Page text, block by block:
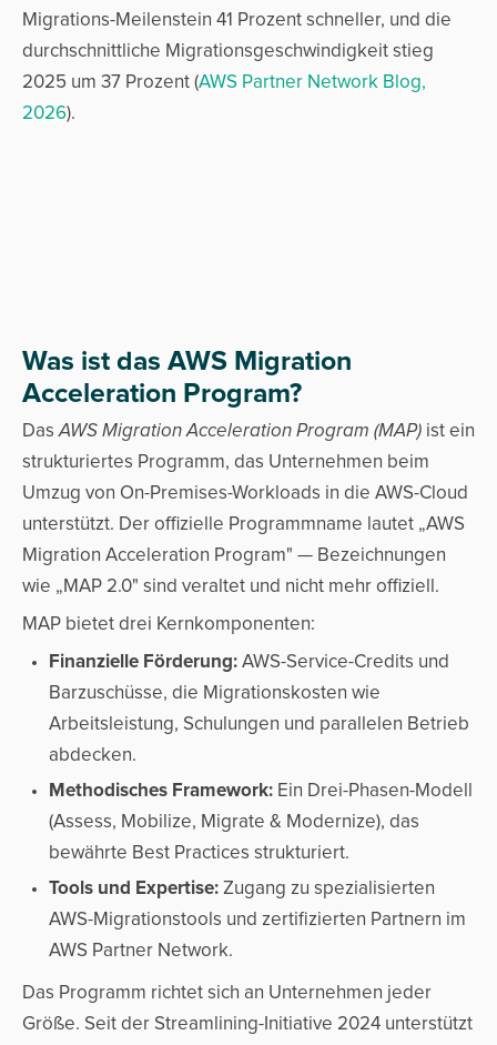
Migrations-Meilenstein 41 Prozent schneller, und die
durchschnittliche Migrationsgeschwindigkeit stieg
2025 um 37 Prozent (AWS Partner Network Blog,
2026).
Was ist das AWS Migration
Acceleration Program?
DasAWS Migration Acceleration Program (MAP) ist ein
strukturiertes Programm, das Unternehmen beim
Umzug von On-Premises-Workloads in die AWS-Cloud
unterstützt. Der offizielle Programmname lautet „AWS
Migration Acceleration Program" — Bezeichnungen
wie „MAP 2.0" sind veraltet und nicht mehr offiziell.
MAP bietet drei Kernkomponenten:
Finanzielle Förderung: AWS-Service-Credits und
Barzuschüsse, die Migrationskosten wie
Arbeitsleistung, Schulungen und parallelen Betrieb
abdecken.
Methodisches Framework: Ein Drei-Phasen-Modell
(Assess, Mobilize, Migrate & Modernize), das
bewährte Best Practices strukturiert.
Tools und Expertise: Zugang zu spezialisierten
AWS-Migrationstools und zertifizierten Partnern im
AWS Partner Network.
Das Programm richtet sich an Unternehmen jeder
Größe. Seit der Streamlining-Initiative 2024 unterstützt